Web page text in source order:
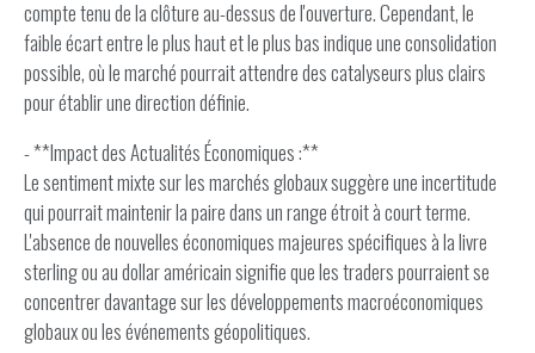
compte tenu de la clôture au-dessus de l'ouverture. Cependant, le
faible écart entre le plus haut et le plus bas indique une consolidation
possible, où le marché pourrait attendre des catalyseurs plus clairs
pour établir une direction définie.
- **Impact des Actualités Économiques :**
Le sentiment mixte sur les marchés globaux suggère une incertitude
qui pourrait maintenir la paire dans un range étroit à court terme.
L'absence de nouvelles économiques majeures spécifiques à la livre
sterling ou au dollar américain signifie que les traders pourraient se
concentrer davantage sur les développements macroéconomiques
globaux ou les événements géopolitiques.